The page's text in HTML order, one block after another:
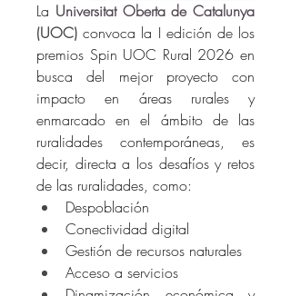
La Universitat Oberta de Catalunya
(UOC) convoca la I edición de los
premios Spin UOC Rural 2026 en
busca del mejor proyecto con
impacto en áreas rurales y
enmarcado en el ámbito de las
ruralidades contemporáneas, es
decir, directa a los desafíos y retos
de las ruralidades, como:
Despoblación
Conectividad digital
Gestión de recursos naturales
Acceso a servicios